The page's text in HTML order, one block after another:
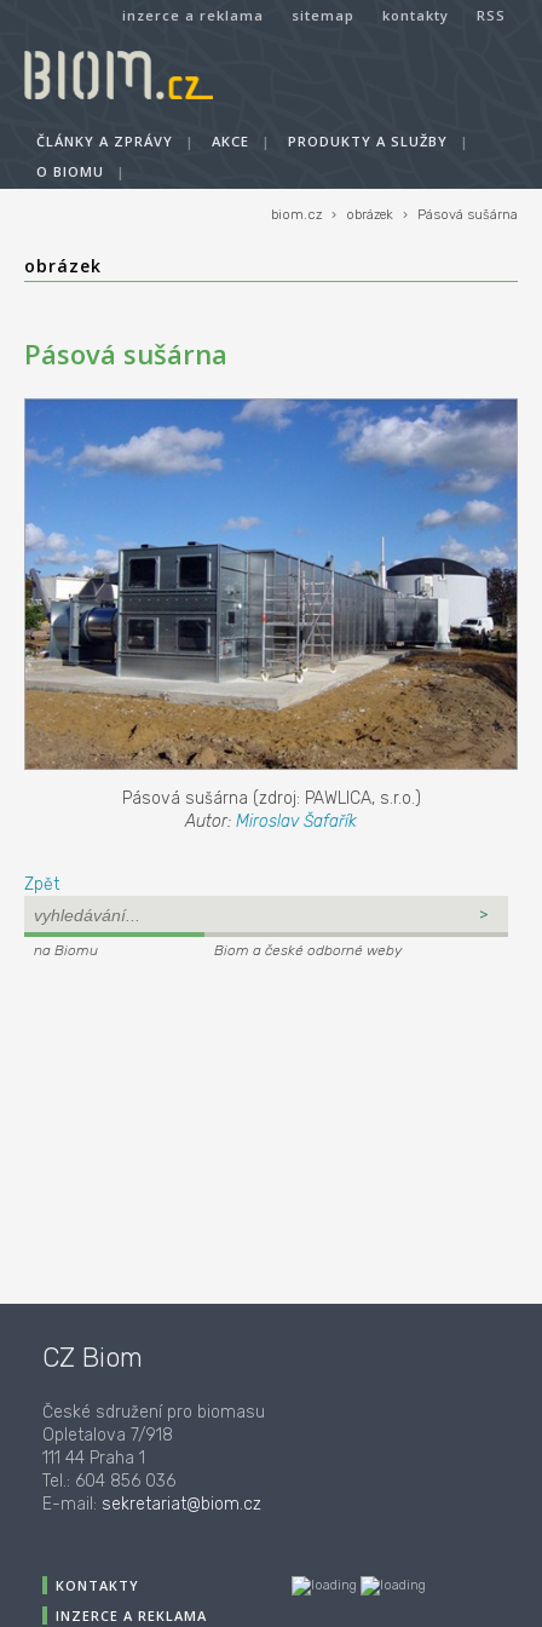
inzerce a reklama sitemap kontakty RSS
ČLÁNKY A ZPRÁVY | AKCE | PRODUKTY A SLUŽBY
|
O BIOMU
|
biom.cz › obrázek › Pásová sušárna
obrázek
Pásová sušárna
Pásová sušárna (zdroj: PAWLICA, s.r.o.)
Autor: Miroslav Šafařík
Zpět
na Biomu Biom a české odborné weby
CZ Biom
České sdružení pro biomasu
Opletalova 7/918
111 44 Praha 1
Tel.: 604 856 036
E-mail: sekretariat@biom.cz
KONTAKTY
INZERCE A REKLAMA